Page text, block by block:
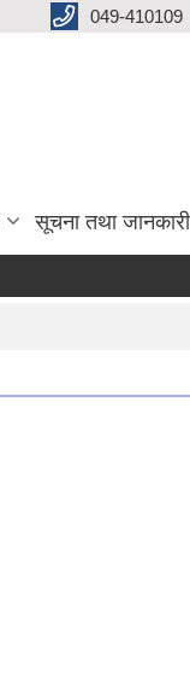
049-410109
सूचना तथा जानकारी